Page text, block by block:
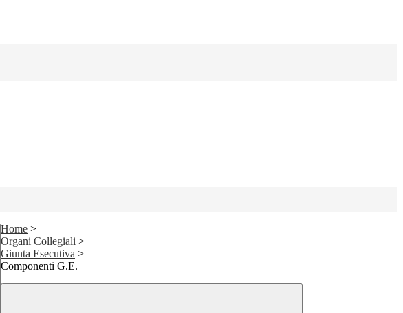
Home >
Organi Collegiali >
Giunta Esecutiva >
Componenti G.E.